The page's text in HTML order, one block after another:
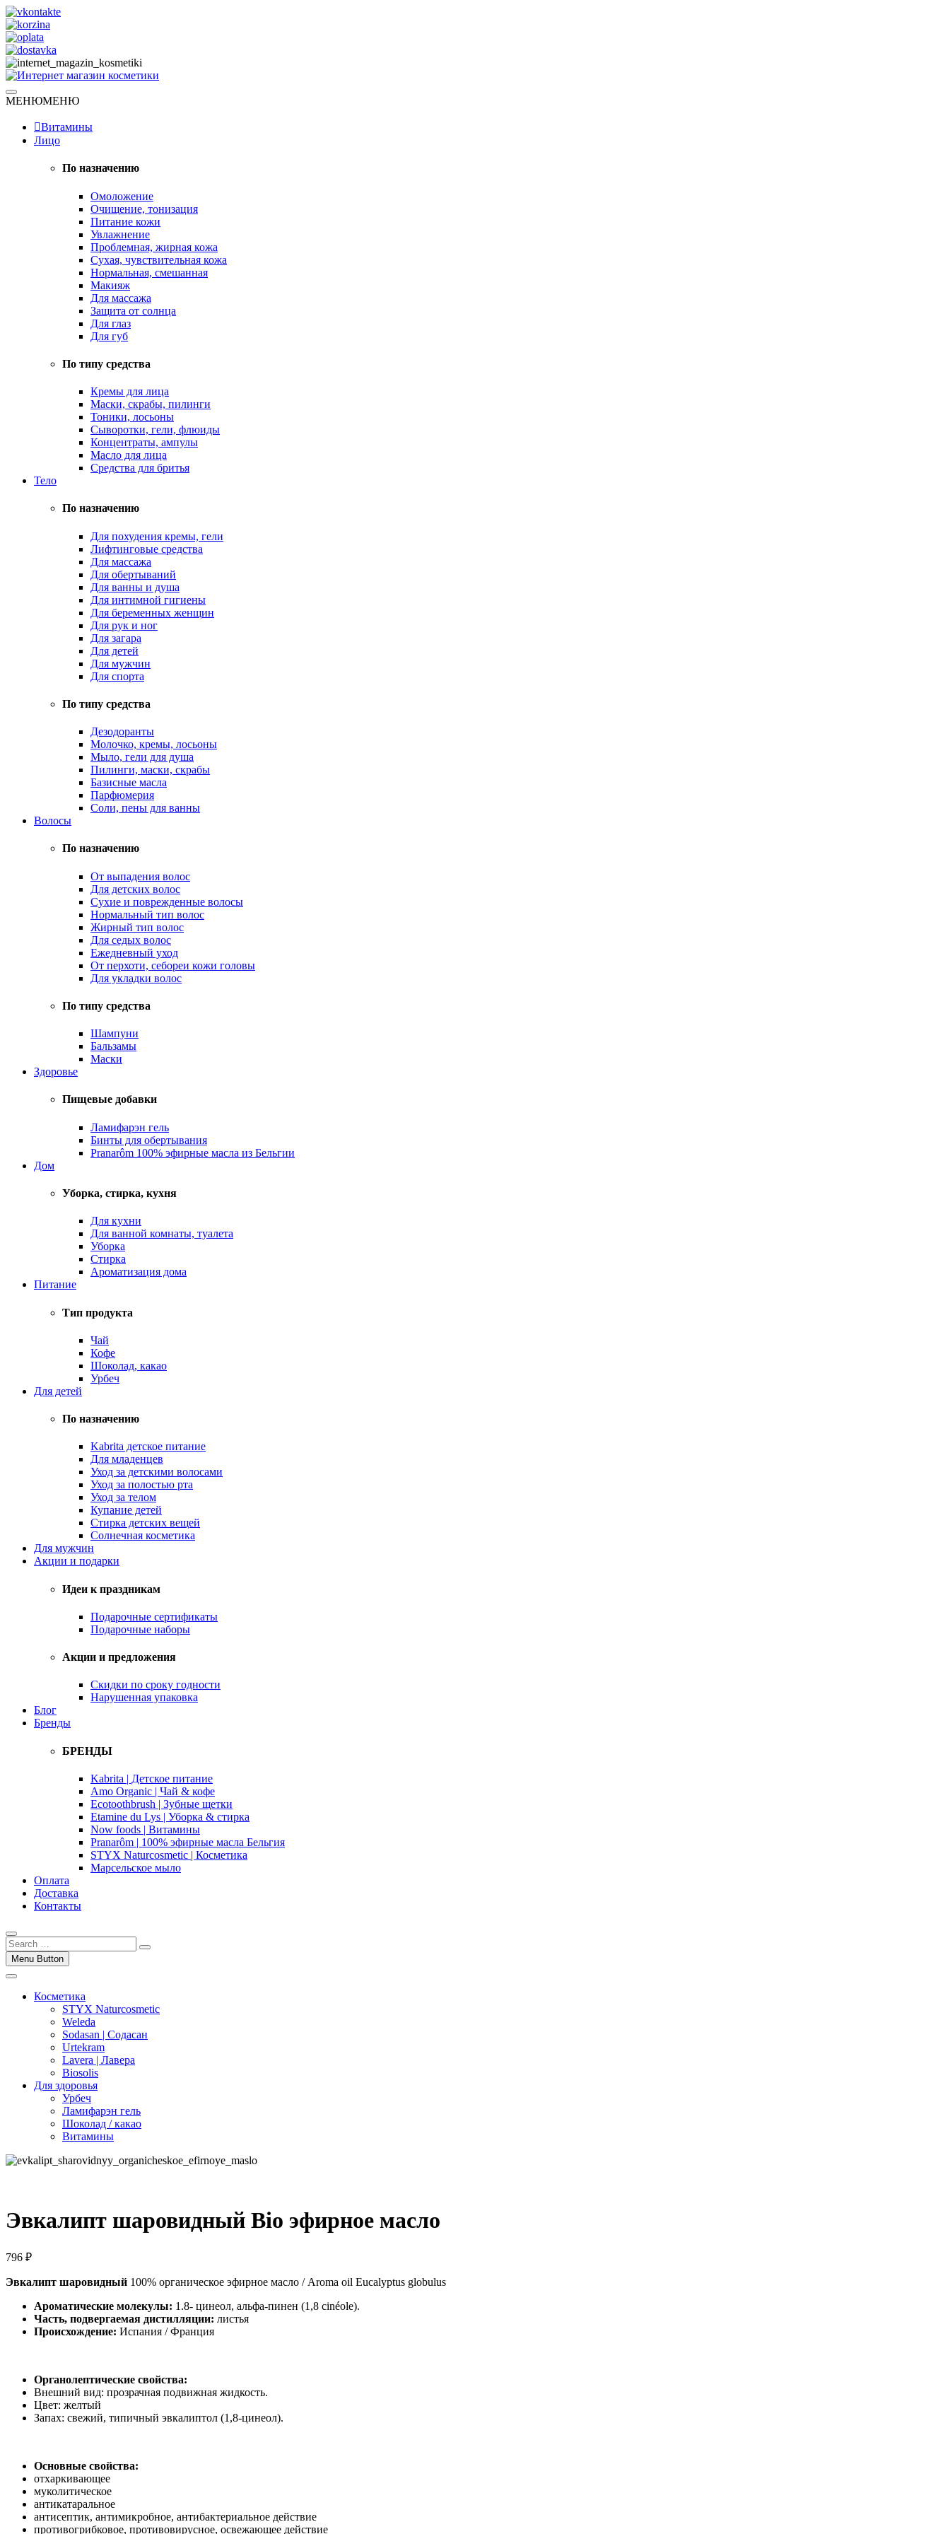
Skip
to
content
Интернет магазин косметики
Натуральная косметика
МЕНЮМЕНЮ
Витамины
Лицо
По назначению
Омоложение
Очищение, тонизация
Питание кожи
Увлажнение
Проблемная, жирная кожа
Сухая, чувствительная кожа
Нормальная, смешанная
Макияж
Для массажа
Защита от солнца
Для глаз
Для губ
По типу средства
Кремы для лица
Маски, скрабы, пилинги
Тоники, лосьоны
Сыворотки, гели, флюиды
Концентраты, ампулы
Масло для лица
Средства для бритья
Тело
По назначению
Для похудения кремы, гели
Лифтинговые средства
Для массажа
Для обертываний
Для ванны и душа
Для интимной гигиены
Для беременных женщин
Для рук и ног
Для загара
Для детей
Для мужчин
Для спорта
По типу средства
Дезодоранты
Молочко, кремы, лосьоны
Мыло, гели для душа
Пилинги, маски, скрабы
Базисные масла
Парфюмерия
Соли, пены для ванны
Волосы
По назначению
От выпадения волос
Для детских волос
Сухие и поврежденные волосы
Нормальный тип волос
Жирный тип волос
Для седых волос
Ежедневный уход
От перхоти, себореи кожи головы
Для укладки волос
По типу средства
Шампуни
Бальзамы
Маски
Здоровье
Пищевые добавки
Ламифарэн гель
Бинты для обертывания
Pranarôm 100% эфирные масла из Бельгии
Дом
Уборка, стирка, кухня
Для кухни
Для ванной комнаты, туалета
Уборка
Стирка
Ароматизация дома
Питание
Тип продукта
Чай
Кофе
Шоколад, какао
Урбеч
Для детей
По назначению
Kabrita детское питание
Для младенцев
Уход за детскими волосами
Уход за полостью рта
Уход за телом
Купание детей
Стирка детских вещей
Солнечная косметика
Для мужчин
Акции и подарки
Идеи к праздникам
Подарочные сертификаты
Подарочные наборы
Акции и предложения
Скидки по сроку годности
Нарушенная упаковка
Блог
Бренды
БРЕНДЫ
Kabrita | Детское питание
Amo Organic | Чай & кофе
Ecotoothbrush | Зубные щетки
Etamine du Lys | Уборка & стирка
Now foods | Витамины
Pranarôm | 100% эфирные масла Бельгия
STYX Naturcosmetic | Косметика
Марсельское мыло
Оплата
Доставка
Контакты
Menu Button
Косметика
STYX Naturcosmetic
Weleda
Sodasan | Содасан
Urtekram
Lavera | Лавера
Biosolis
Для здоровья
Урбеч
Ламифарэн гель
Шоколад / какао
Витамины
Эвкалипт шаровидный Bio эфирное масло
796 ₽
Эвкалипт шаровидный 100% органическое эфирное масло / Aroma oil Eucalyptus globulus
Ароматические молекулы: 1.8- цинеол, альфа-пинен (1,8 cinéole).
Часть, подвергаемая дистилляции: листья
Происхождение: Испания / Франция
Органолептические свойства:
Внешний вид: прозрачная подвижная жидкость.
Цвет: желтый
Запах: свежий, типичный эвкалиптол (1,8-цинеол).
Основные свойства:
отхаркивающее
муколитическое
антикатаральное
антисептик, антимикробное, антибактериальное действие
противогрибковое, противовирусное, освежающее действие